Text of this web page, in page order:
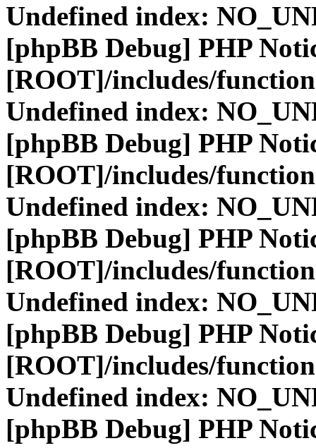
Undefined index:
[phpBB Debug] PHP
[ROOT]/includes/
Undefined index:
[phpBB Debug] PHP
[ROOT]/includes/
Undefined index:
[phpBB Debug] PHP
[ROOT]/includes/
Undefined index:
[phpBB Debug] PHP
[ROOT]/includes/
Undefined index:
[phpBB Debug] PHP